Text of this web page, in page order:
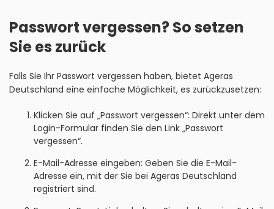
Passwort vergessen? So setzen
Sie es zurück
Falls Sie Ihr Passwort vergessen haben, bietet Ageras
Deutschland eine einfache Möglichkeit, es zurückzusetzen:
Klicken Sie auf „Passwort vergessen“: Direkt unter dem
Login-Formular finden Sie den Link „Passwort
vergessen“.
E-Mail-Adresse eingeben: Geben Sie die E-Mail-
Adresse ein, mit der Sie bei Ageras Deutschland
registriert sind.